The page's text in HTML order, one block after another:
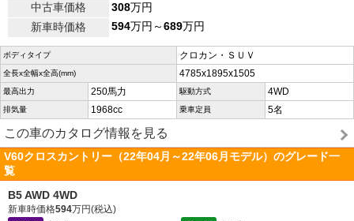
中古車価格
308万円
新車時価格
594万円～689万円
ボディタイプ クロカン・ＳＵＶ
全長x全幅x全高(mm) 4785x1895x1505
最高出力 250馬力 駆動方式 4WD
排気量 1968cc 乗車定員 5名
この車のカタログ情報を見る
V60クロスカントリー（22年04月～22年06月モデル）のグレード一
覧
B5 AWD 4WD
新車時価格594万円(税込)